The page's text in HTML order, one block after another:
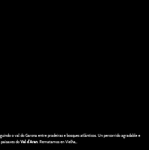
o val do Garona entre pradeiras e bosques atlánticos. Un percorrido agradable e
doVal d’Aran. Rematamos en Vielha,.